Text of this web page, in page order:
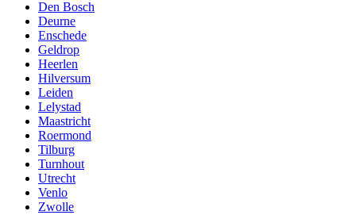
Den Bosch
Deurne
Enschede
Geldrop
Heerlen
Hilversum
Leiden
Lelystad
Maastricht
Roermond
Tilburg
Turnhout
Utrecht
Venlo
Zwolle